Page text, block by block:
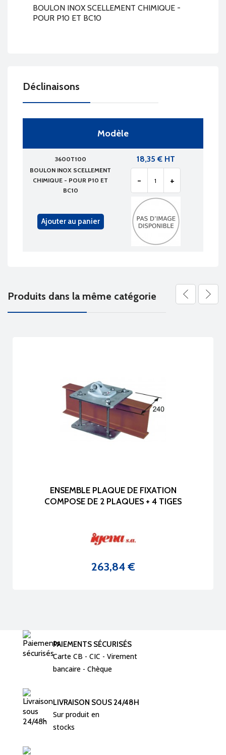
BOULON INOX SCELLEMENT CHIMIQUE -
POUR P10 ET BC10
Déclinaisons
Modèle
3600T100
BOULON INOX SCELLEMENT
CHIMIQUE - POUR P10 ET
BC10
18,35 € HT
- +
Ajouter au panier
Produits dans la même catégorie
ENSEMBLE PLAQUE DE FIXATION
COMPOSE DE 2 PLAQUES + 4 TIGES
Prix
263,84 €
PAIEMENTS SÉCURISÉS
Carte CB - CIC - Virement
bancaire - Chèque
LIVRAISON SOUS 24/48H
Sur produit en
stocks